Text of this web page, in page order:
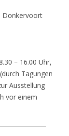
Donkervoort
– 16.00 Uhr,
Tagungen
Ausstellung
vor einem